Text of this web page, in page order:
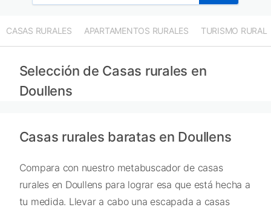
CASAS RURALES APARTAMENTOS RURALES TURISMO RURAL
Selección de Casas rurales en
Doullens
Casas rurales baratas en Doullens
Compara con nuestro metabuscador de casas
rurales en Doullens para lograr esa que está hecha a
tu medida. Llevar a cabo una escapada a casas